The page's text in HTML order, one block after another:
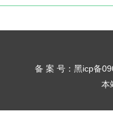
备 案 号：黑icp备
本